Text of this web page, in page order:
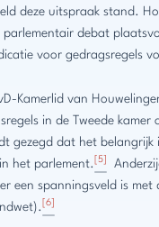
deze uitspraak stand.
debat
voor gedragsregels
Kamerlid van
in de Tweede kamer
gezegd dat het belangrijk
het parlement. [5]
een spanningsveld is met
[6]